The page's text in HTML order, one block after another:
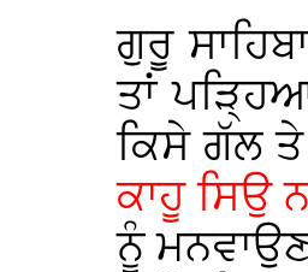
ਗੁਰੂ
ਤਾਂ
ਕਿਸੇ ਗੱਲ
ਕਾਹੂ ਸਿਉ
ਨੂੰ